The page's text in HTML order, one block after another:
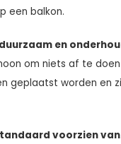
een balkon.
duurzaam en
om niets af te
geplaatst worden en
voorzien